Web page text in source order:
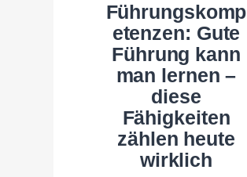
Führungskomp
etenzen: Gute
Führung kann
man lernen –
diese
Fähigkeiten
zählen heute
wirklich